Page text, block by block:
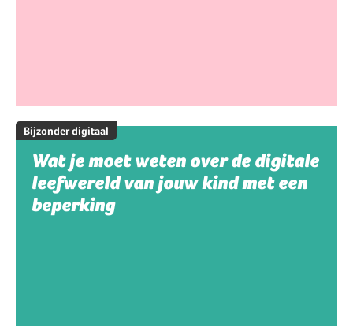
Bijzonder digitaal
Wat je moet weten over de digitale
leefwereld van jouw kind met een
beperking